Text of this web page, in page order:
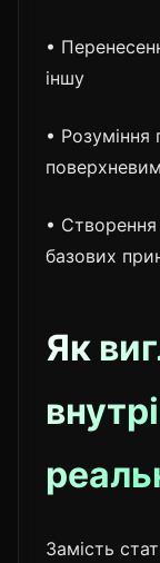
•
іншу
• Розуміння
• Створення
базових
Як
Замість